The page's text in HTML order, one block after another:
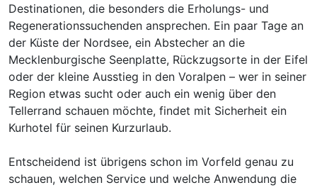
Destinationen, die besonders die Erholungs- und
Regenerationssuchenden ansprechen. Ein paar Tage an
der Küste der Nordsee, ein Abstecher an die
Mecklenburgische Seenplatte, Rückzugsorte in der Eifel
oder der kleine Ausstieg in den Voralpen – wer in seiner
Region etwas sucht oder auch ein wenig über den
Tellerrand schauen möchte, findet mit Sicherheit ein
Kurhotel für seinen Kurzurlaub.
Entscheidend ist übrigens schon im Vorfeld genau zu
schauen, welchen Service und welche Anwendung die